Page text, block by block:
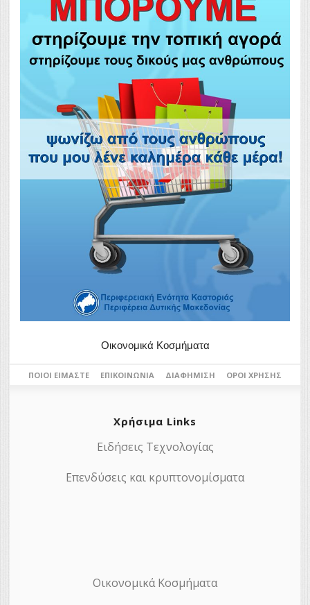
Οικονομικά Κοσμήματα
ΠΟΙΟΙ ΕΊΜΑΣΤΕ ΕΠΙΚΟΙΝΩΝΊΑ ΔΙΑΦΉΜΙΣΗ ΌΡΟΙ ΧΡΉΣΗΣ
Χρήσιμα Links
Ειδήσεις Τεχνολογίας
Επενδύσεις και κρυπτονομίσματα
Οικονομικά Κοσμήματα